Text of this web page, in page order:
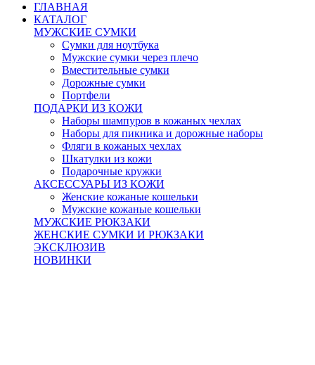
ГЛАВНАЯ
КАТАЛОГ
МУЖСКИЕ СУМКИ
Сумки для ноутбука
Мужские сумки через плечо
Вместительные сумки
Дорожные сумки
Портфели
ПОДАРКИ ИЗ КОЖИ
Наборы шампуров в кожаных чехлах
Наборы для пикника и дорожные наборы
Фляги в кожаных чехлах
Шкатулки из кожи
Подарочные кружки
АКСЕССУАРЫ ИЗ КОЖИ
Женские кожаные кошельки
Мужские кожаные кошельки
МУЖСКИЕ РЮКЗАКИ
ЖЕНСКИЕ СУМКИ И РЮКЗАКИ
ЭКСКЛЮЗИВ
НОВИНКИ